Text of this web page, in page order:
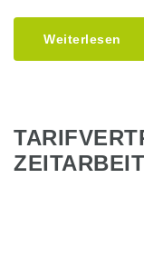
Weiterlesen